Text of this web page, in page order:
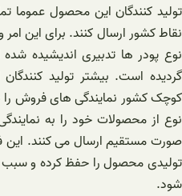
تولید کنندگان این محصول عموما
نقاط کشور ارسال کنند. برای این
نوع پودر ها تدبیری اندیشیده
گردیده است. بیشتر تولید
کوچک کشور نمایندگی های فروش را
نوع از محصولات خود را به
صورت مستقیم ارسال می کنند.
تولیدی محصول را حفظ کرده و سبب
شود.